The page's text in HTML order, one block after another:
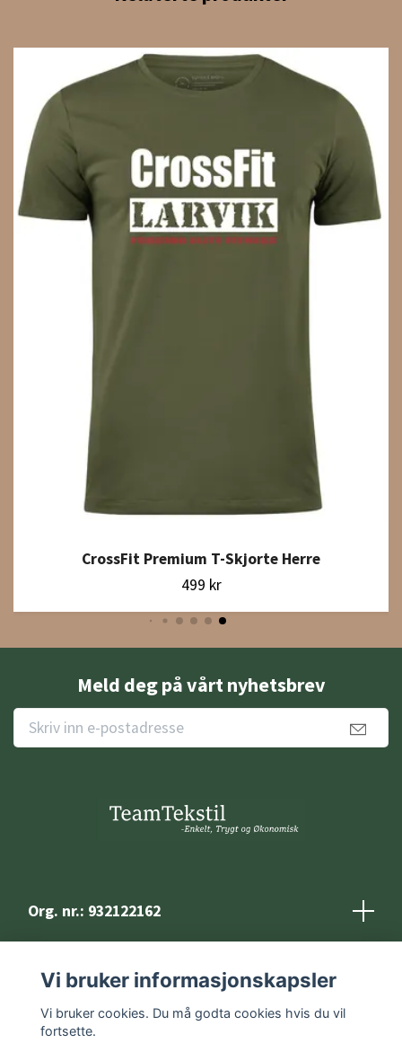
CrossFit Premium T-Skjorte Herre
499 kr
Meld deg på vårt nyhetsbrev
Org. nr.: 932122162
Kontakt
Vi bruker informasjonskapsler
Vi bruker cookies. Du må godta cookies hvis du vil
fortsette.